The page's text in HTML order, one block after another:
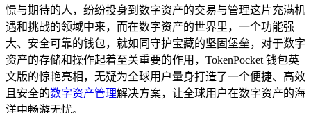
憬与期待的人，纷纷投身到数字资产的交易与管理这片充满机
遇和挑战的领域中来，而在数字资产的世界里，一个功能强
大、安全可靠的钱包，就如同守护宝藏的坚固堡垒，对于数字
资产的存储和操作起着至关重要的作用，TokenPocket 钱包英
文版的惊艳亮相，无疑为全球用户量身打造了一个便捷、高效
且安全的数字资产管理解决方案，让全球用户在数字资产的海
洋中畅游无忧。